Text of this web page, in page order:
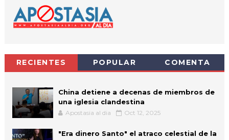
RECIENTES POPULAR COMENTA
China detiene a decenas de miembros de
una iglesia clandestina
Apostasia al dia Oct 12, 2025
"Era dinero Santo" el atraco celestial de la